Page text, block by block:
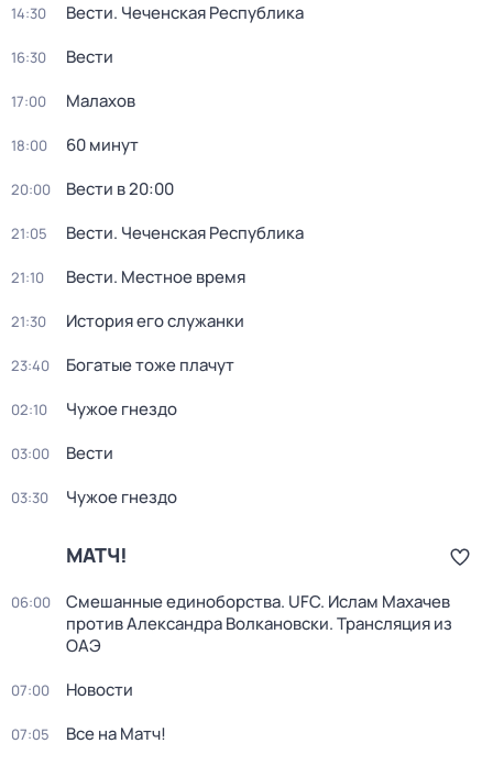
14:30 Вести. Чеченская Республика
16:30 Вести
17:00 Малахов
18:00 60 минут
20:00 Вести в 20:00
21:05 Вести. Чеченская Республика
21:10 Вести. Местное время
21:30 История его служанки
23:40 Богатые тоже плачут
02:10 Чужое гнездо
03:00 Вести
03:30 Чужое гнездо
МАТЧ!
06:00
Смешанные единоборства. UFC. Ислам Махачев
против Александра Волкановски. Трансляция из
ОАЭ
07:00 Новости
07:05 Все на Матч!